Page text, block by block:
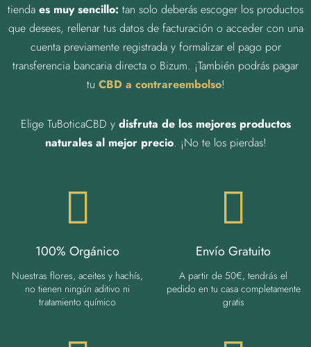
tienda es muy sencillo: tan solo deberás escoger los productos
que desees, rellenar tus datos de facturación o acceder con una
cuenta previamente registrada y formalizar el pago por
transferencia bancaria directa o Bizum. ¡También podrás pagar
tu CBD a contrareembolso!
Elige TuBoticaCBD y disfruta de los mejores productos
naturales al mejor precio. ¡No te los pierdas!
100% Orgánico
Nuestras flores, aceites y hachís,
no tienen ningún aditivo ni
tratamiento químico
Envío Gratuito
A partir de 50€, tendrás el
pedido en tu casa completamente
gratis